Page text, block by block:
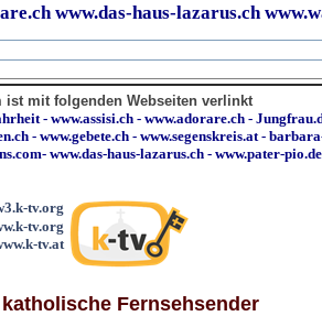
www.das-haus-lazarus.ch
ist mit folgenden Webseiten verlinkt
- www.assisi.ch - www.adorare.ch -
- www.gebete.ch - www.segenskreis.at -
- www.das-haus-lazarus.ch - www.pater-pio.de
tv.org
tv.org
tv.at
Fernsehsender